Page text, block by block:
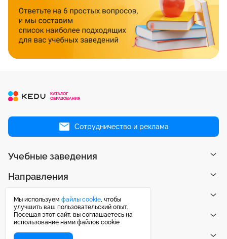
Сотрудничество и реклама
Учебные заведения
Направления
Рейтинги
Публикации
Мы используем файлы cookie, чтобы
улучшить ваш пользовательский опыт.
Посещая этот сайт, вы соглашаетесь на
использование нами файлов cookie